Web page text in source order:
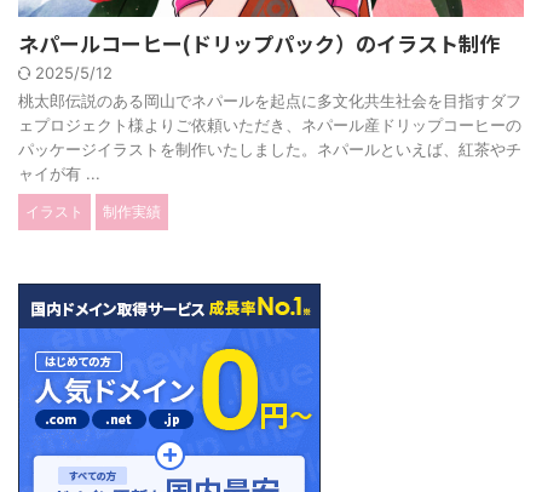
ネパールコーヒー(ドリップパック）のイラスト制作
2025/5/12
桃太郎伝説のある岡山でネパールを起点に多文化共生社会を目指すダフ
ェプロジェクト様よりご依頼いただき、ネパール産ドリップコーヒーの
パッケージイラストを制作いたしました。ネパールといえば、紅茶やチ
ャイが有 ...
イラスト 制作実績